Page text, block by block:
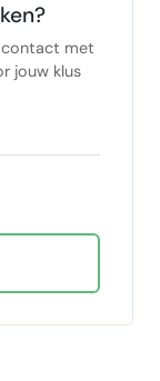
contact met
jouw klus